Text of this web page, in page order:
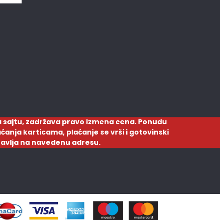
zadržava pravo izmena cena. Ponudu
karticama, plaćanje se vrši i gotovinski
na navedenu adresu.